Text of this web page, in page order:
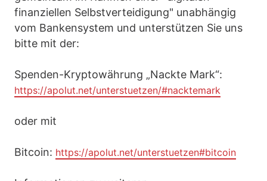
finanziellen Selbstverteidigung" unabhängig
vom Bankensystem und unterstützen Sie uns
bitte mit der:
Spenden-Kryptowährung „Nackte Mark“:
https://apolut.net/unterstuetzen/#nacktemark
oder mit
Bitcoin: https://apolut.net/unterstuetzen#bitcoin